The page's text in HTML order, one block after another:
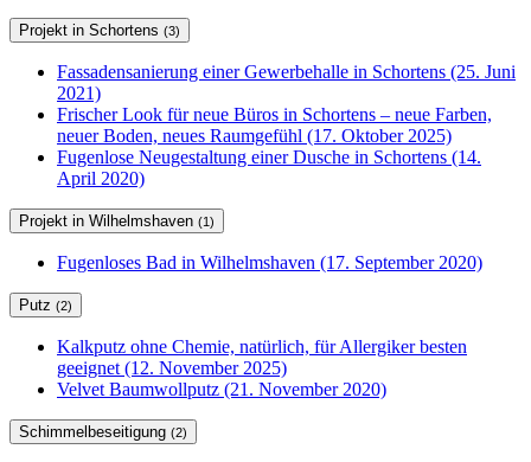
Projekt in Schortens (3)
Fassadensanierung einer Gewerbehalle in Schortens (25. Juni
2021)
Frischer Look für neue Büros in Schortens – neue Farben,
neuer Boden, neues Raumgefühl (17. Oktober 2025)
Fugenlose Neugestaltung einer Dusche in Schortens (14.
April 2020)
Projekt in Wilhelmshaven (1)
Fugenloses Bad in Wilhelmshaven (17. September 2020)
Putz (2)
Kalkputz ohne Chemie, natürlich, für Allergiker besten
geeignet (12. November 2025)
Velvet Baumwollputz (21. November 2020)
Schimmelbeseitigung (2)